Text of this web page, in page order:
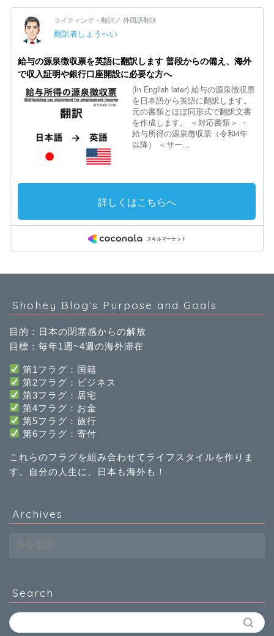
Shohey Blog’s Purpose and Goals
目的：日本の閉塞感からの解放
目標：毎年1週~4週の海外滞在
第1フラグ：国籍
第2フラグ：ビジネス
第3フラグ：居宅
第4フラグ：お金
第5フラグ：旅行
第6フラグ：寄付
これらのフラグを組み合わせてライフスタイルを作りま
す。自分の人生に、日本も海外も！
Archives
Search